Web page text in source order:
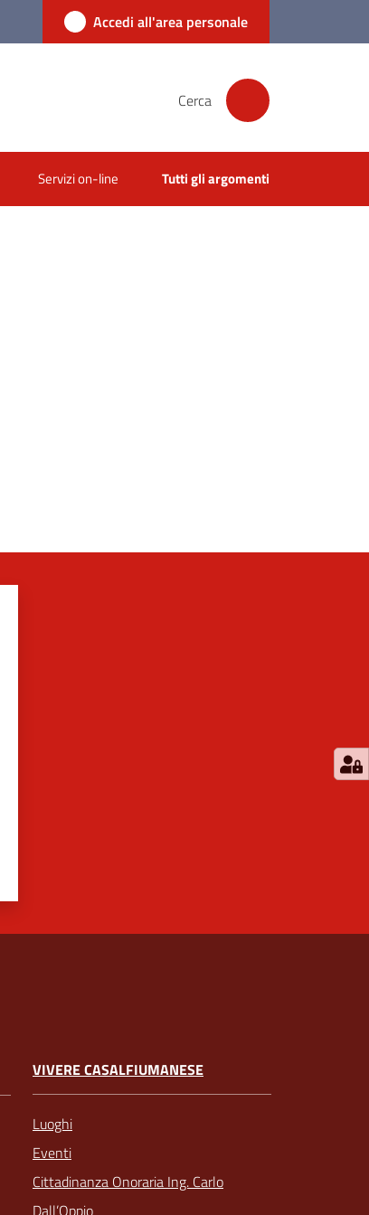
Accedi all'area personale
Cerca
Servizi on-line Tutti gli argomenti
VIVERE CASALFIUMANESE
Luoghi
Eventi
Cittadinanza Onoraria Ing. Carlo
Dall’Oppio